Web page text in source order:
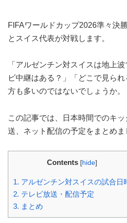
FIFAワールドカップ2026準々決
とスイス代表が対戦します。
「アルゼンチン対スイスは地上
ビ中継はある？」「どこで見ら
方も多いのではないでしょうか。
この記事では、日本時間でのキ
送、ネット配信の予定をまとめま
Contents [hide]
1. アルゼンチン対スイスの試合日
2. テレビ放送・配信予定
3. まとめ